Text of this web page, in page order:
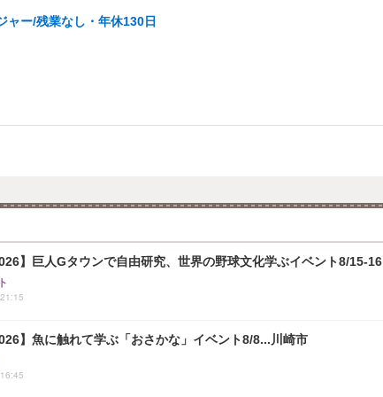
ャー/残業なし・年休130日
】巨人Gタウンで自由研究、世界の野球文化学ぶイベント8/15-16
】魚に触れて学ぶ「おさかな」イベント8/8...川崎市